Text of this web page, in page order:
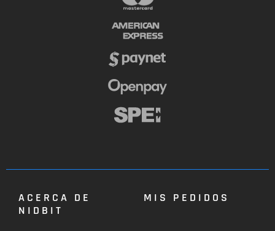
ACERCA DE
NIDBIT
MIS PEDIDOS